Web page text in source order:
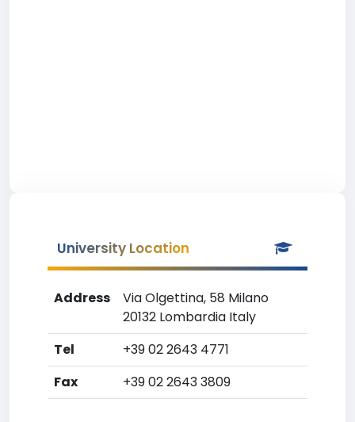
University Location
Address
Via Olgettina, 58 Milano
20132 Lombardia Italy
Tel
+39 02 2643 4771
Fax
+39 02 2643 3809